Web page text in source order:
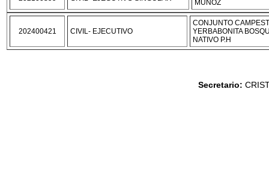
MUNOZ
202400421 CIVIL- EJECUTIVO
CONJUNTO
YERBABONITA
NATIVO P.H
Secretario: